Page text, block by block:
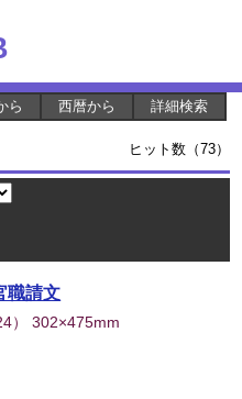
ら 西暦から 詳細検索
ヒット数（73）
職請文
） 302×475mm